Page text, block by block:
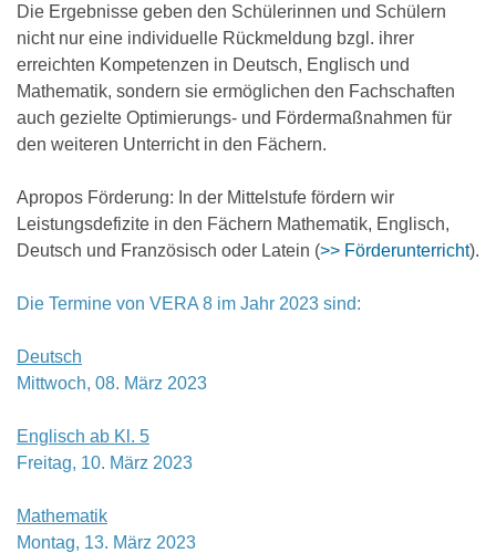
Die Ergebnisse geben den Schülerinnen und Schülern
nicht nur eine individuelle Rückmeldung bzgl. ihrer
erreichten Kompetenzen in Deutsch, Englisch und
Mathematik, sondern sie ermöglichen den Fachschaften
auch gezielte Optimierungs- und Fördermaßnahmen für
den weiteren Unterricht in den Fächern.
Apropos Förderung: In der Mittelstufe fördern wir
Leistungsdefizite in den Fächern Mathematik, Englisch,
Deutsch und Französisch oder Latein (>> Förderunterricht).
Die Termine von VERA 8 im Jahr 2023 sind:
Deutsch
Mittwoch, 08. März 2023
Englisch ab Kl. 5
Freitag, 10. März 2023
Mathematik
Montag, 13. März 2023